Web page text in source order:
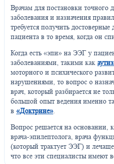
Врачам для постановки точного
заболевания и назначения
требуется получить
пациента в то время, когда он
Когда есть «эпи» на ЭЭГ у
заболеваниями, такими как
моторного и психического
нарушениями, то вопрос о
врач, который разбирается не
большой опыт ведения именно
в «Доктрине»
Вопрос решается на
врача-эпилептолога, врача
(который трактует ЭЭГ) и
что все эти специалисты имеют